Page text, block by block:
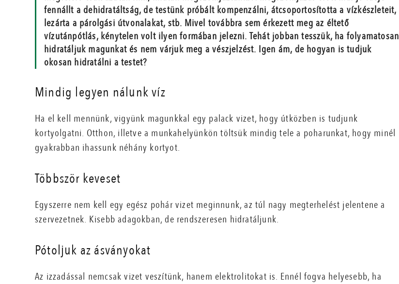
fennállt a dehidratáltság, de testünk próbált kompenzálni, átcsoportosította a vízkészleteit,
lezárta a párolgási útvonalakat, stb. Mivel továbbra sem érkezett meg az éltető
vízutánpótlás, kénytelen volt ilyen formában jelezni. Tehát jobban tesszük, ha folyamatosan
hidratáljuk magunkat és nem várjuk meg a vészjelzést. Igen ám, de hogyan is tudjuk
okosan hidratálni a testet?
Mindig legyen nálunk víz
Ha el kell mennünk, vigyünk magunkkal egy palack vizet, hogy útközben is tudjunk
kortyolgatni. Otthon, illetve a munkahelyünkön töltsük mindig tele a poharunkat, hogy minél
gyakrabban ihassunk néhány kortyot.
Többször keveset
Egyszerre nem kell egy egész pohár vizet meginnunk, az túl nagy megterhelést jelentene a
szervezetnek. Kisebb adagokban, de rendszeresen hidratáljunk.
Pótoljuk az ásványokat
Az izzadással nemcsak vizet veszítünk, hanem elektrolitokat is. Ennél fogva helyesebb, ha